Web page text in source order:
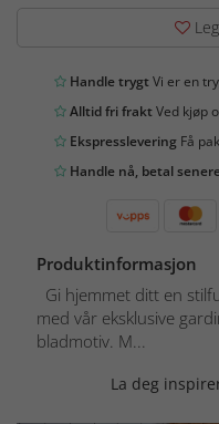
Handle trygtVi er en
Alltid fri fraktVed kjøp
Ekspresslevering Få
Handle nå, betal
Produktinformasjon
Gi hjemmet ditt en
med vår eksklusive
bladmotiv. M...
La deg